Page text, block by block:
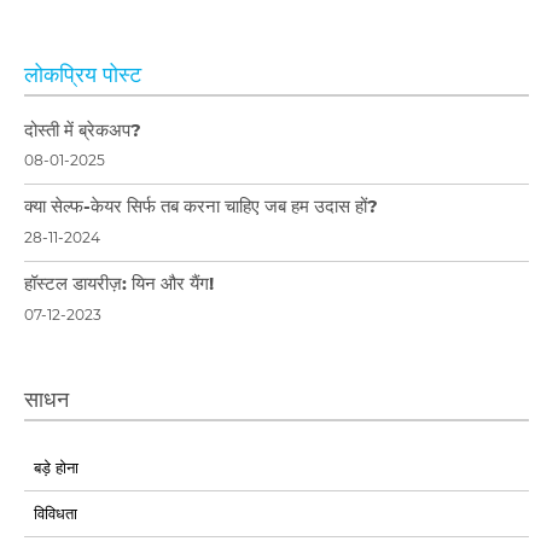
लोकप्रिय पोस्ट
दोस्ती में ब्रेकअप?
08-01-2025
क्या सेल्फ-केयर सिर्फ तब करना चाहिए जब हम उदास हों?
28-11-2024
हॉस्टल डायरीज़: यिन और यैंग!
07-12-2023
साधन
बड़े होना
विविधता